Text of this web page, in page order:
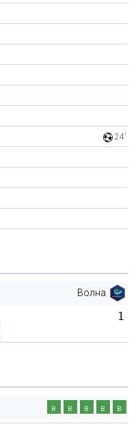
24'
Волна
1
в в в в в